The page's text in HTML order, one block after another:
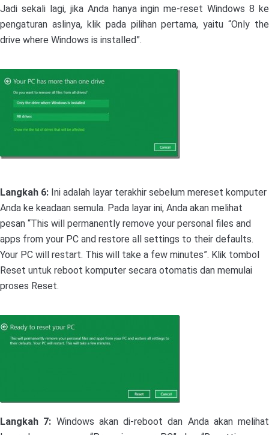
Jadi sekali lagi, jika Anda hanya ingin me-reset Windows 8 ke
pengaturan aslinya, klik pada pilihan pertama, yaitu “Only the
drive where Windows is installed”.
Langkah 6: Ini adalah layar terakhir sebelum mereset komputer
Anda ke keadaan semula. Pada layar ini, Anda akan melihat
pesan “This will permanently remove your personal files and
apps from your PC and restore all settings to their defaults.
Your PC will restart. This will take a few minutes”. Klik tombol
Reset untuk reboot komputer secara otomatis dan memulai
proses Reset.
Langkah 7: Windows akan di-reboot dan Anda akan melihat